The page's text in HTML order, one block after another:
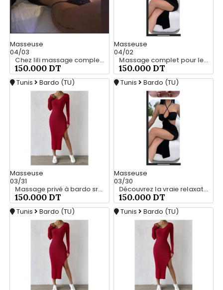
Masseuse
04/03
Chez lili massage complet a bardo srd 55066248
150.000 DT
Masseuse
04/02
Massage complet pour les hommes srd 55066248
150.000 DT
Tunis Bardo (TU)
Masseuse
03/31
Massage privé à bardo srd 55066248
150.000 DT
Tunis Bardo (TU)
Masseuse
03/30
Découvrez la vraie relaxation pour les hommes srd à bardo 20466285
150.000 DT
Tunis Bardo (TU) Tunis Bardo (TU)